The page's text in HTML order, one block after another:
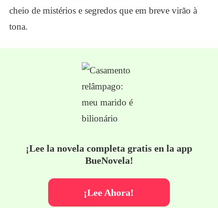
cheio de mistérios e segredos que em breve virão à
tona.
¡Lee la novela completa gratis en la app
BueNovela!
¡Lee Ahora!